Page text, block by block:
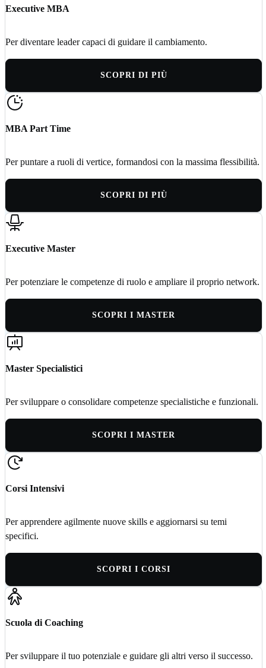
Executive MBA
Per diventare leader capaci di guidare il cambiamento.
SCOPRI DI PIÙ
MBA Part Time
Per puntare a ruoli di vertice, formandosi con la massima flessibilità.
SCOPRI DI PIÙ
Executive Master
Per potenziare le competenze di ruolo e ampliare il proprio network.
SCOPRI I MASTER
Master Specialistici
Per sviluppare o consolidare competenze specialistiche e funzionali.
SCOPRI I MASTER
Corsi Intensivi
Per apprendere agilmente nuove skills e aggiornarsi su temi
specifici.
SCOPRI I CORSI
Scuola di Coaching
Per sviluppare il tuo potenziale e guidare gli altri verso il successo.